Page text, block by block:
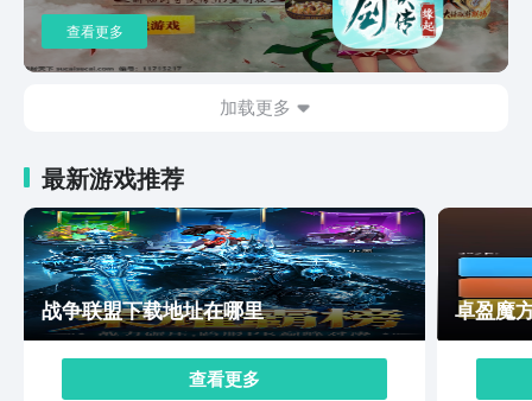
查看更多
加载更多
最新游戏推荐
战争联盟下载地址在哪里
查看更多
卓盈魔